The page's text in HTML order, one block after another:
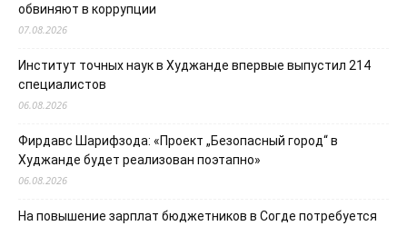
обвиняют в коррупции
07.08.2026
Институт точных наук в Худжанде впервые выпустил 214
специалистов
06.08.2026
Фирдавс Шарифзода: «Проект „Безопасный город“ в
Худжанде будет реализован поэтапно»
06.08.2026
На повышение зарплат бюджетников в Согде потребуется